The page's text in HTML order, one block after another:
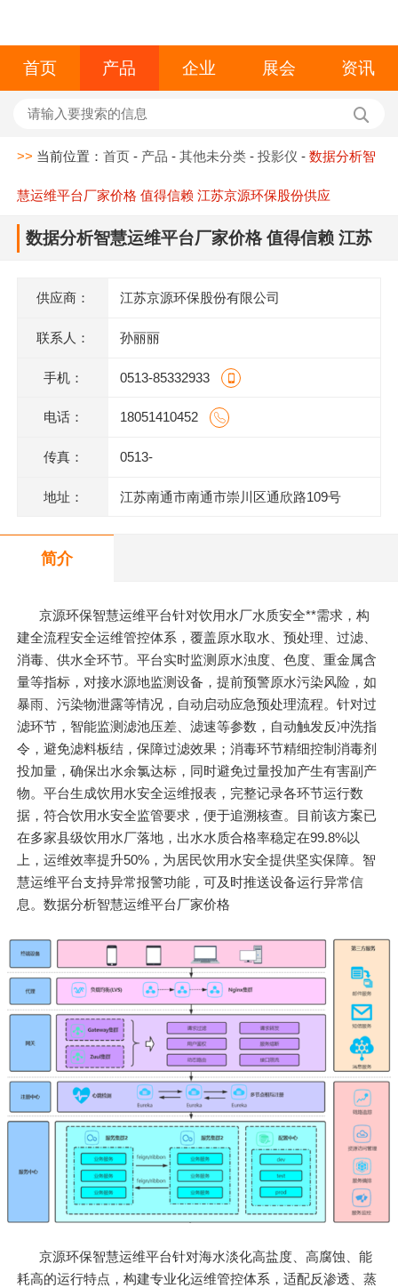
首页 产品 企业 展会 资讯
>> 当前位置：首页 - 产品 -其他未分类 -投影仪 -数据分析智
慧运维平台厂家价格 值得信赖 江苏京源环保股份供应
数据分析智慧运维平台厂家价格 值得信赖 江苏
供应商： 江苏京源环保股份有限公司
联系人： 孙丽丽
手机： 0513-85332933
电话： 18051410452
传真： 0513-
地址： 江苏南通市南通市崇川区通欣路109号
简介
京源环保智慧运维平台针对饮用水厂水质安全**需求，构
建全流程安全运维管控体系，覆盖原水取水、预处理、过滤、
消毒、供水全环节。平台实时监测原水浊度、色度、重金属含
量等指标，对接水源地监测设备，提前预警原水污染风险，如
暴雨、污染物泄露等情况，自动启动应急预处理流程。针对过
滤环节，智能监测滤池压差、滤速等参数，自动触发反冲洗指
令，避免滤料板结，保障过滤效果；消毒环节精细控制消毒剂
投加量，确保出水余氯达标，同时避免过量投加产生有害副产
物。平台生成饮用水安全运维报表，完整记录各环节运行数
据，符合饮用水安全监管要求，便于追溯核查。目前该方案已
在多家县级饮用水厂落地，出水水质合格率稳定在99.8%以
上，运维效率提升50%，为居民饮用水安全提供坚实保障。智
慧运维平台支持异常报警功能，可及时推送设备运行异常信
息。数据分析智慧运维平台厂家价格
京源环保智慧运维平台针对海水淡化高盐度、高腐蚀、能
耗高的运行特点，构建专业化运维管控体系，适配反渗透、蒸